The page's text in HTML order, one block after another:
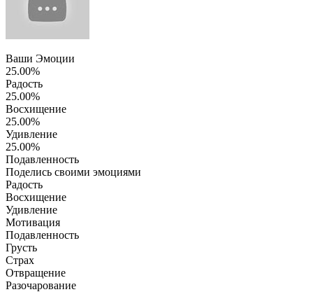
Ваши Эмоции
25.00%
Радость
25.00%
Восхищение
25.00%
Удивление
25.00%
Подавленность
Поделись своими эмоциями
Радость
Восхищение
Удивление
Мотивация
Подавленность
Грусть
Страх
Отвращение
Разочарование